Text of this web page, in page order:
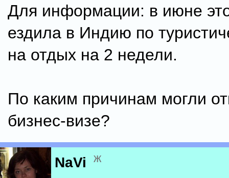
Для информации: в июне
ездила в Индию по
на отдых на 2 недели.
По каким причинам могли
бизнес-визе?
NaVi ж